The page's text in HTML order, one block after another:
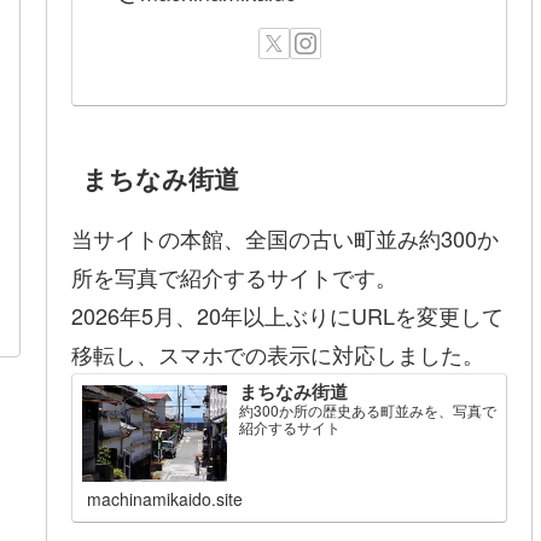
まちなみ街道
当サイトの本館、全国の古い町並み約300か
所を写真で紹介するサイトです。
2026年5月、20年以上ぶりにURLを変更して
移転し、スマホでの表示に対応しました。
まちなみ街道
約300か所の歴史ある町並みを、写真で
紹介するサイト
machinamikaido.site